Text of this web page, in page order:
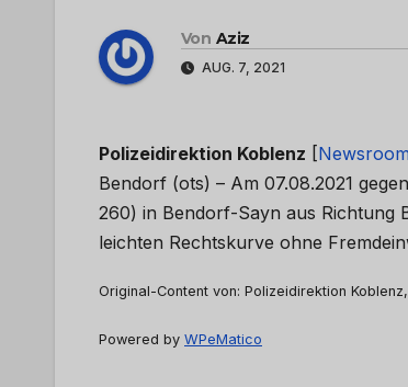
Von Aziz
AUG. 7, 2021
Polizeidirektion Koblenz [Newsroom
Bendorf (ots) – Am 07.08.2021
260) in Bendorf-Sayn aus Richtung
leichten Rechtskurve ohne
Original-Content von: Polizeidirektion
Powered by WPeMatico